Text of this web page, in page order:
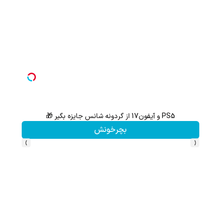
PS5 و آیفون17 از گردونه شانس جایزه بگیر 🎁
بچرخونش
‹
›